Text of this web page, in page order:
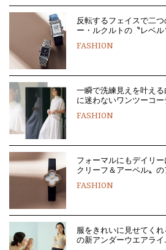
反転するフェイスで二
ー・ルクルトの〝レベ
FASHION
一瞬で洗練見えを叶え
に迷わないワンツーコー
FASHION
フォーマルにもデイリ
クリーフ＆アーペル〟
FASHION
服をきれいに見せてく
の新アンダーウエアラ